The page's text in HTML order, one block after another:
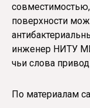
совместимостью,
поверхности
инженер НИТУ
чьи слова
По материалам